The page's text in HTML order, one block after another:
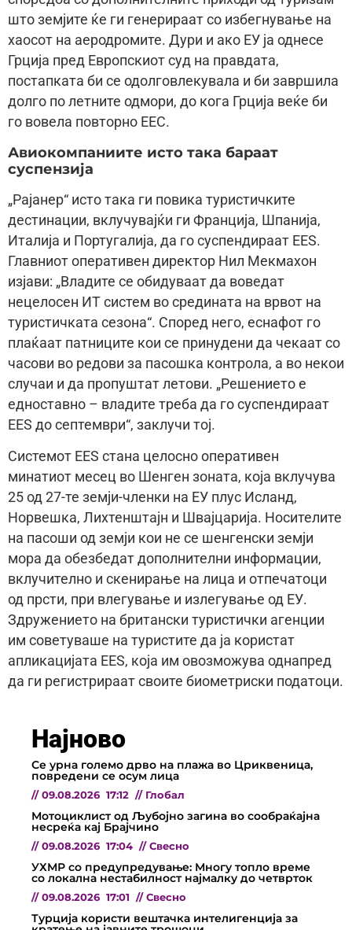
што земјите ќе ги генерираат со избегнување на
хаосот на аеродромите. Дури и ако ЕУ ја однесе
Грција пред Европскиот суд на правдата,
постапката би се одолговлекувала и би завршила
долго по летните одмори, до кога Грција веќе би
го вовела повторно ЕЕС.
Авиокомпаниите исто така бараат
суспензија
„Рајанер“ исто така ги повика туристичките
дестинации, вклучувајќи ги Франција, Шпанија,
Италија и Португалија, да го суспендираат EES.
Главниот оперативен директор Нил Мекмахон
изјави: „Владите се обидуваат да воведат
нецелосен ИТ систем во средината на врвот на
туристичката сезона“. Според него, еснафот го
плаќаат патниците кои се принудени да чекаат со
часови во редови за пасошка контрола, а во некои
случаи и да пропуштат летови. „Решението е
едноставно – владите треба да го суспендираат
EES до септември“, заклучи тој.
Системот EES стана целосно оперативен
минатиот месец во Шенген зоната, која вклучува
25 од 27-те земји-членки на ЕУ плус Исланд,
Норвешка, Лихтенштајн и Швајцарија. Носителите
на пасоши од земји кои не се шенгенски земји
мора да обезбедат дополнителни информации,
вклучително и скенирање на лица и отпечатоци
од прсти, при влегување и излегување од ЕУ.
Здружението на британски туристички агенции
им советуваше на туристите да ја користат
апликацијата EES, која им овозможува однапред
да ги регистрираат своите биометриски податоци.
Најново
Се урна големо дрво на плажа во Цриквеница,
повредени се осум лица
// 09.08.2026 17:12 // Глобал
Мотоциклист од Љубојно загина во сообраќајна
несреќа кај Брајчино
// 09.08.2026 17:04 // Свесно
УХМР со предупредување: Многу топло време
со локална нестабилност најмалку до четврток
// 09.08.2026 17:01 // Свесно
Турција користи вештачка интелигенција за